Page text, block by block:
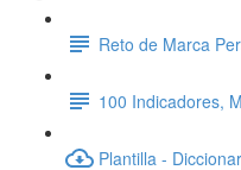
Reto de Marca
100 Indicadores,
Plantilla -